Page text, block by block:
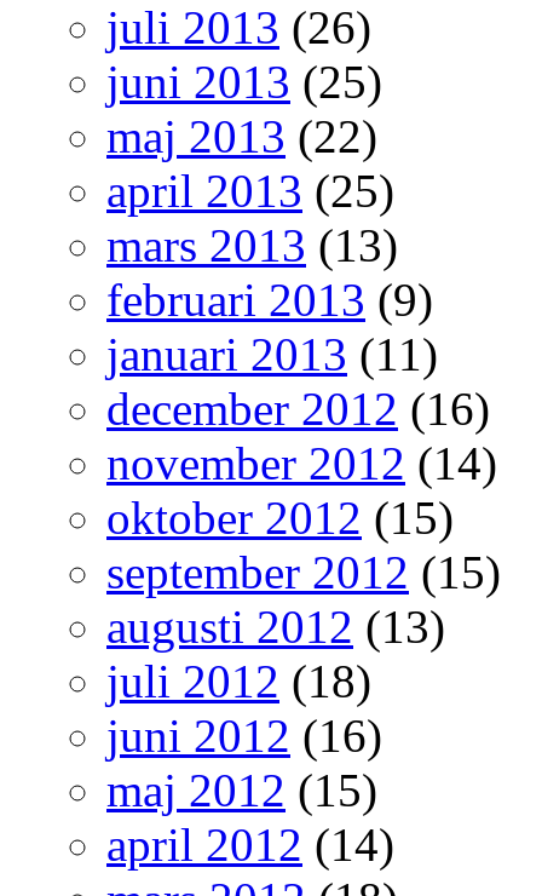
juli 2013 (26)
juni 2013 (25)
maj 2013 (22)
april 2013 (25)
mars 2013 (13)
februari 2013 (9)
januari 2013 (11)
december 2012 (16)
november 2012 (14)
oktober 2012 (15)
september 2012 (15)
augusti 2012 (13)
juli 2012 (18)
juni 2012 (16)
maj 2012 (15)
april 2012 (14)